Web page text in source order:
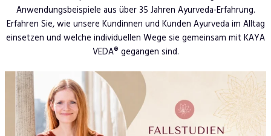
Anwendungsbeispiele aus über 35 Jahren Ayurveda-Erfahrung.
Erfahren Sie, wie unsere Kundinnen und Kunden Ayurveda im Alltag
einsetzen und welche individuellen Wege sie gemeinsam mit KAYA
VEDA® gegangen sind.